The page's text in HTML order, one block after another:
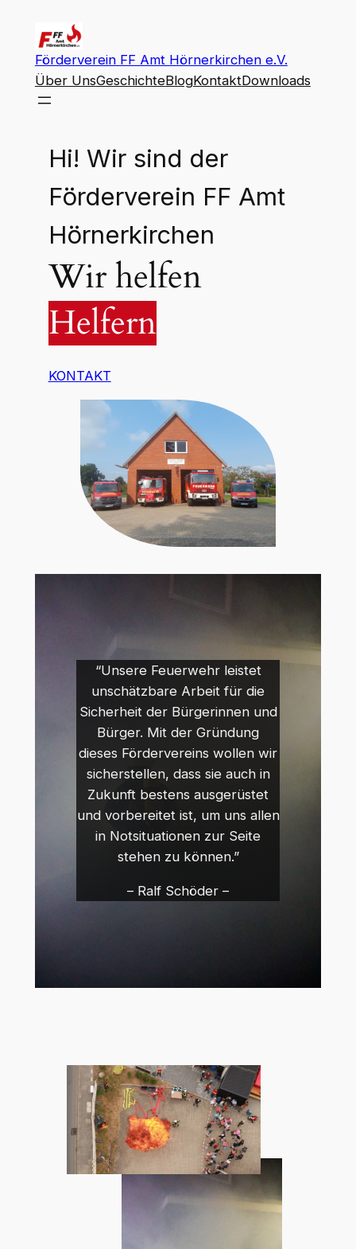
Inhalt
springenFörderverein FF Amt Hörnerkirchen e.V.
Über UnsGeschichteBlogKontaktDownloads
Hi! Wir sind der
Förderverein FF Amt
Hörnerkirchen
Wir helfen
Helfern
KONTAKT
“Unsere Feuerwehr leistet
unschätzbare Arbeit für die
Sicherheit der Bürgerinnen und
Bürger. Mit der Gründung
dieses Fördervereins wollen wir
sicherstellen, dass sie auch in
Zukunft bestens ausgerüstet
und vorbereitet ist, um uns allen
in Notsituationen zur Seite
stehen zu können.”
– Ralf Schöder –